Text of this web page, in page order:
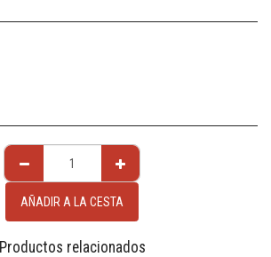
AÑADIR A LA CESTA
Productos relacionados